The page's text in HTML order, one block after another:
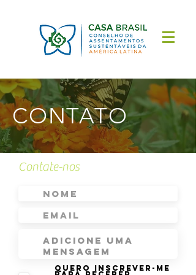
CONTATO
Contate-nos
Quero inscrever-me